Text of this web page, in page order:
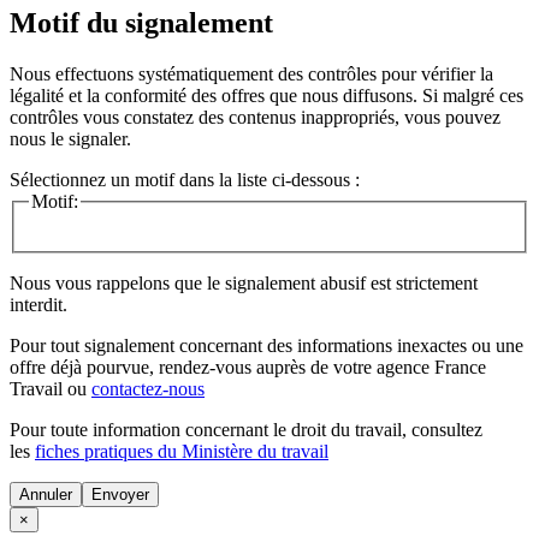
Motif du signalement
Nous effectuons systématiquement des contrôles pour vérifier la
légalité et la conformité des offres que nous diffusons. Si malgré ces
contrôles vous constatez des contenus inappropriés, vous pouvez
nous le signaler.
Sélectionnez un motif dans la liste ci-dessous :
Motif:
Nous vous rappelons que le signalement abusif est strictement
interdit.
Pour tout signalement concernant des informations inexactes ou une
offre déjà pourvue, rendez-vous auprès de votre agence France
Travail ou contactez-nous
Pour toute information concernant le droit du travail, consultez
les fiches pratiques du Ministère du travail
Annuler
×